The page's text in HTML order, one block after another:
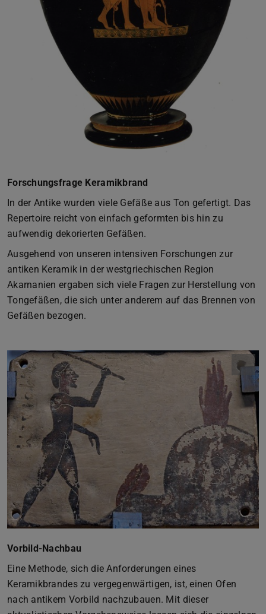
Forschungsfrage Keramikbrand
In der Antike wurden viele Gefäße aus Ton gefertigt. Das
Repertoire reicht von einfach geformten bis hin zu
aufwendig dekorierten Gefäßen.
Ausgehend von unseren intensiven Forschungen zur
antiken Keramik in der westgriechischen Region
Akarnanien ergaben sich viele Fragen zur Herstellung von
Tongefäßen, die sich unter anderem auf das Brennen von
Gefäßen bezogen.
Vorbild-Nachbau
Eine Methode, sich die Anforderungen eines
Keramikbrandes zu vergegenwärtigen, ist, einen Ofen
nach antikem Vorbild nachzubauen. Mit dieser